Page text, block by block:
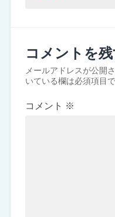
コメントを
メールアドレスが公開
いている欄は必須項目
コメント ※